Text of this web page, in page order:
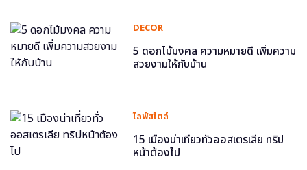
DECOR
5 ดอกไม้มงคล ความหมายดี เพิ่มความ
สวยงามให้กับบ้าน
ไลฟ์สไตล์
15 เมืองน่าเที่ยวทั่วออสเตรเลีย ทริป
หน้าต้องไป